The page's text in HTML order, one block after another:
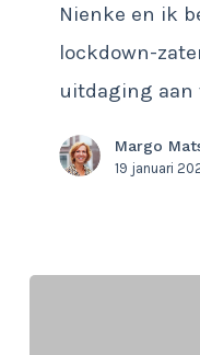
efficiënt
taken
aan
pakken
Nienke en ik
lockdown-
uitdaging aan
Margo
19 januari